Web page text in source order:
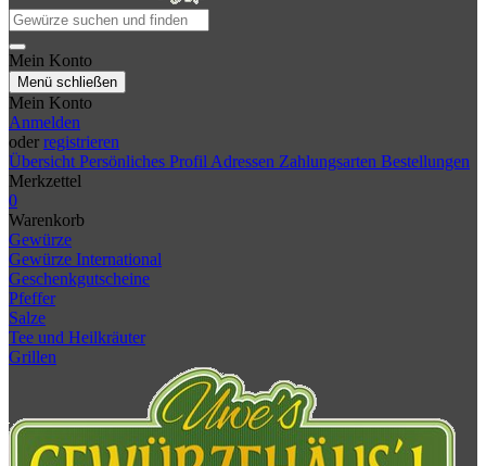
Mein Konto
Menü schließen
Mein Konto
Anmelden
oder registrieren
Übersicht Persönliches Profil Adressen Zahlungsarten Bestellungen
Merkzettel
0
Warenkorb
Gewürze
Gewürze International
Geschenkgutscheine
Pfeffer
Salze
Tee und Heilkräuter
Grillen